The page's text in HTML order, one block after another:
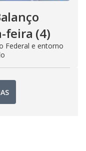
feira (4)
Federal e entorno